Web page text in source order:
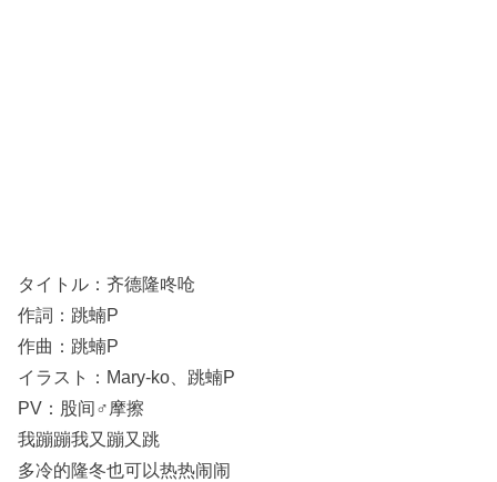
タイトル：齐德隆咚呛
作詞：跳蝻P
作曲：跳蝻P
イラスト：Mary-ko、跳蝻P
PV：股间♂摩擦
我蹦蹦我又蹦又跳
多冷的隆冬也可以热热闹闹